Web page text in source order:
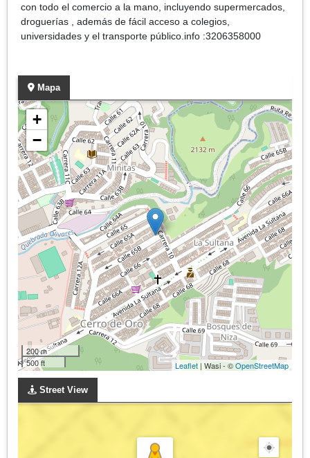
con todo el comercio a la mano, incluyendo supermercados,
droguerías , además de fácil acceso a colegios,
universidades y el transporte público.info :3206358000
Mapa
+
−
200 m
500 ft
Leaflet | Wasi - ©OpenStreetMap
Street View